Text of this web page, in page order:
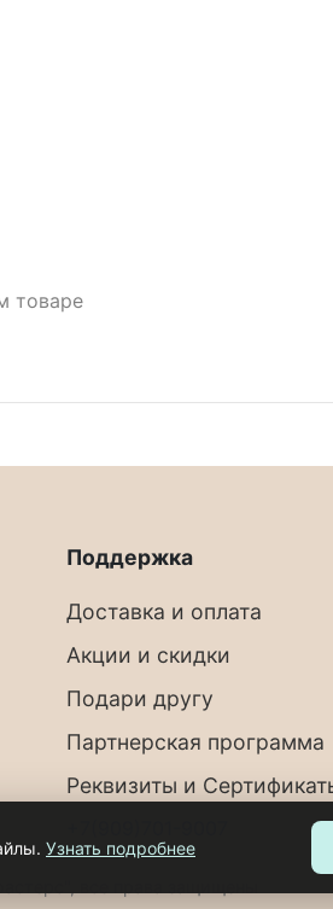
товаре
Поддержка
Доставка и оплата
Акции и скидки
Подари другу
Партнерская программа
Реквизиты и
Узнать подробнее